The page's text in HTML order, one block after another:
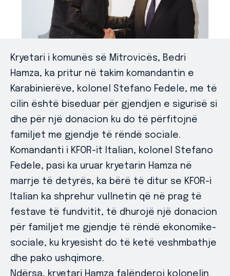
Kryetari i komunës së Mitrovicës, Bedri
Hamza, ka pritur në takim komandantin e
Karabinierëve, kolonel Stefano Fedele, me të
cilin është biseduar për gjendjen e sigurisë si
dhe për një donacion ku do të përfitojnë
familjet me gjendje të rëndë sociale.
Komandanti i KFOR-it Italian, kolonel Stefano
Fedele, pasi ka uruar kryetarin Hamza në
marrje të detyrës, ka bërë të ditur se KFOR-i
Italian ka shprehur vullnetin që në prag të
festave të fundvitit, të dhurojë një donacion
për familjet me gjendje të rëndë ekonomike-
sociale, ku kryesisht do të ketë veshmbathje
dhe pako ushqimore.
Ndërsa, kryetari Hamza falënderoj kolonelin